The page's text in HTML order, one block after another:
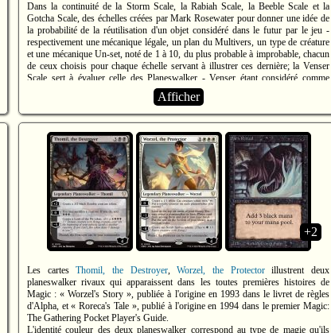
Dans la continuité de la Storm Scale, la Rabiah Scale, la Beeble Scale et la
Gotcha Scale, des échelles créées par Mark Rosewater pour donner une idée de
la probabilité de la réutilisation d'un objet considéré dans le futur par le jeu -
respectivement une mécanique légale, un plan du Multivers, un type de créature
et une mécanique Un-set, noté de 1 à 10, du plus probable à improbable, chacun
de ceux choisis pour chaque échelle servant à illustrer ces dernière; la Venser
Scale sert à évaluer celle des Planeswalker - Venser étant considéré comme
Ansi, la carteVenser, Visionary Travelerde l'édition Mystery Booster
Commander Edition, faisant hommage à l'histoire du jeu, est une référence
explicite à cette échelle.
Voirhttps://mtg.fandom.com/wiki/Rosewater_Scaleet
https://mtg.fandom.com/wiki/Venser_Scale.
Afficher
+2
Les cartesThomil, the Destroyer,Worzel, the Protectorillustrent deux
planeswalker rivaux qui apparaissent dans les toutes premières histoires de
Magic : « Worzel's Story », publiée à l'origine en 1993 dans le livret de règles
d'Alpha, et « Roreca's Tale », publié à l'origine en 1994 dans le premier Magic:
The Gathering Pocket Player's Guide.
L'identité couleur des deux planeswalker correspond au type de magie qu'ils